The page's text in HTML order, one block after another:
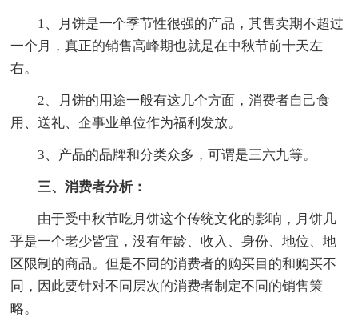
1、月饼是一个季节性很强的产品，其售卖期不超过
一个月，真正的销售高峰期也就是在中秋节前十天左
右。
2、月饼的用途一般有这几个方面，消费者自己食
用、送礼、企事业单位作为福利发放。
3、产品的品牌和分类众多，可谓是三六九等。
三、消费者分析：
由于受中秋节吃月饼这个传统文化的影响，月饼几
乎是一个老少皆宜，没有年龄、收入、身份、地位、地
区限制的商品。但是不同的消费者的购买目的和购买不
同，因此要针对不同层次的消费者制定不同的销售策
略。